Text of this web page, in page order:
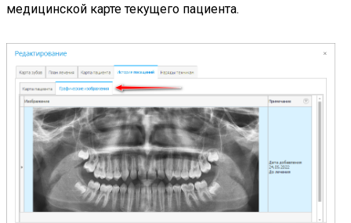
медицинской карте текущего пациента.